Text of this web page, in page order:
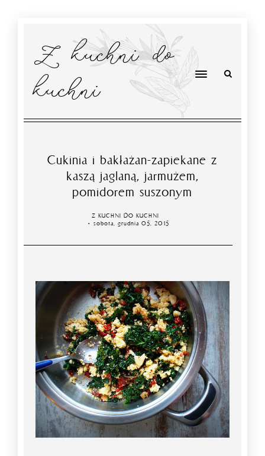
Z kuchni do
kuchni
Cukinia i bakłażan-zapiekane z
kaszą jaglaną, jarmużem,
pomidorem suszonym
Z KUCHNI DO KUCHNI
sobota, grudnia 05, 2015